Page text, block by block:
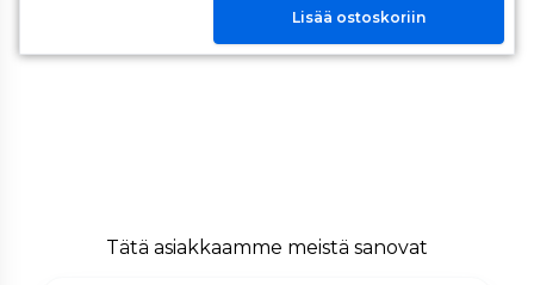
Lisää ostoskoriin
Tätä asiakkaamme meistä sanovat